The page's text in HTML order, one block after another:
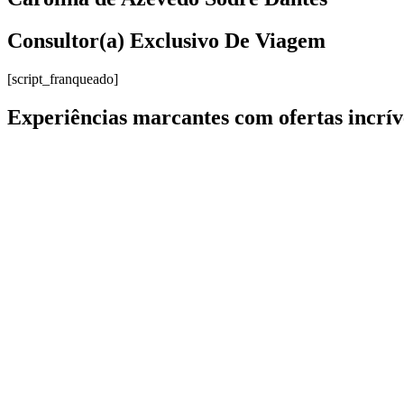
Consultor(a) Exclusivo De Viagem
[script_franqueado]
Experiências marcantes com ofertas